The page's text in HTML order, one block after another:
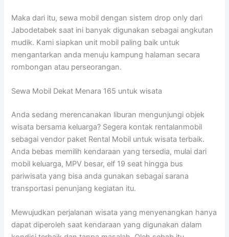
Maka dari itu, sewa mobil dengan sistem drop only dari
Jabodetabek saat ini banyak digunakan sebagai angkutan
mudik. Kami siapkan unit mobil paling baik untuk
mengantarkan anda menuju kampung halaman secara
rombongan atau perseorangan.
Sewa Mobil Dekat Menara 165 untuk wisata
Anda sedang merencanakan liburan mengunjungi objek
wisata bersama keluarga? Segera kontak rentalanmobil
sebagai vendor paket Rental Mobil untuk wisata terbaik.
Anda bebas memilih kendaraan yang tersedia, mulai dari
mobil keluarga, MPV besar, elf 19 seat hingga bus
pariwisata yang bisa anda gunakan sebagai sarana
transportasi penunjang kegiatan itu.
Mewujudkan perjalanan wisata yang menyenangkan hanya
dapat diperoleh saat kendaraan yang digunakan dalam